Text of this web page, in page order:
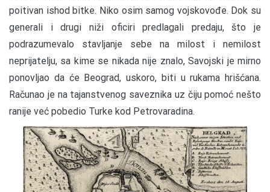
poitivan ishod bitke. Niko osim samog vojskovođe. Dok su
generali i drugi niži oficiri predlagali predaju, što je
podrazumevalo stavljanje sebe na milost i nemilost
neprijatelju, sa kime se nikada nije znalo, Savojski je mirno
ponovljao da će Beograd, uskoro, biti u rukama hrišćana.
Računao je na tajanstvenog saveznika uz čiju pomoć nešto
ranije već pobedio Turke kod Petrovaradina.